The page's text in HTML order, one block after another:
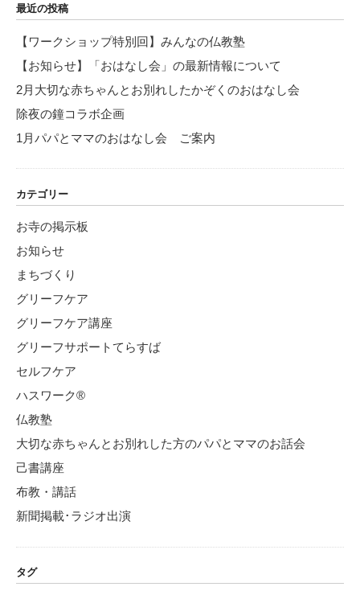
ン
最近の投稿
【ワークショップ特別回】みんなの仏教塾
【お知らせ】「おはなし会」の最新情報について
2月大切な赤ちゃんとお別れしたかぞくのおはなし会
除夜の鐘コラボ企画
1月パパとママのおはなし会 ご案内
カテゴリー
お寺の掲示板
お知らせ
まちづくり
グリーフケア
グリーフケア講座
グリーフサポートてらすば
セルフケア
ハスワーク®
仏教塾
大切な赤ちゃんとお別れした方のパパとママのお話会
己書講座
布教・講話
新聞掲載･ラジオ出演
タグ